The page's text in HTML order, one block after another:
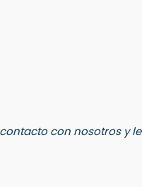
con nosotros y le